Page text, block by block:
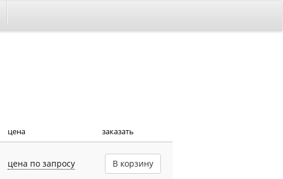
цена заказать
цена по запросу В корзину